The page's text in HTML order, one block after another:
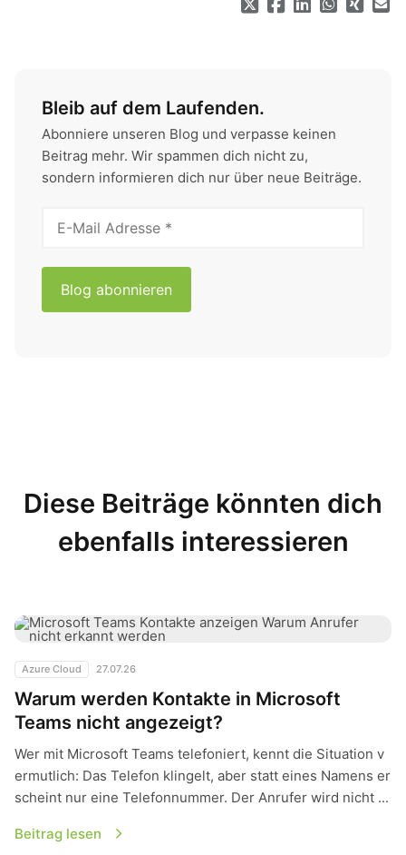
Bleib auf dem Laufenden.
Abonniere unseren Blog und verpasse keinen
Beitrag mehr. Wir spammen dich nicht zu,
sondern informieren dich nur über neue Beiträge.
Diese Beiträge könnten dich
ebenfalls interessieren
Azure Cloud 27.07.26
Warum werden Kontakte in Microsoft
Teams nicht angezeigt?
Wer mit Microsoft Teams telefoniert, kennt die Situation v
ermutlich: Das Telefon klingelt, aber statt eines Namens er
scheint nur eine Telefonnummer. Der Anrufer wird nicht ...
Beitrag lesen
Warum werden Kontakte in Microsoft Teams nicht angezeigt?